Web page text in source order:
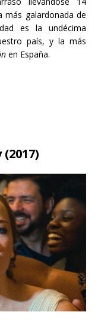
más galardonada de
es la undécima
país, y la más
en España.